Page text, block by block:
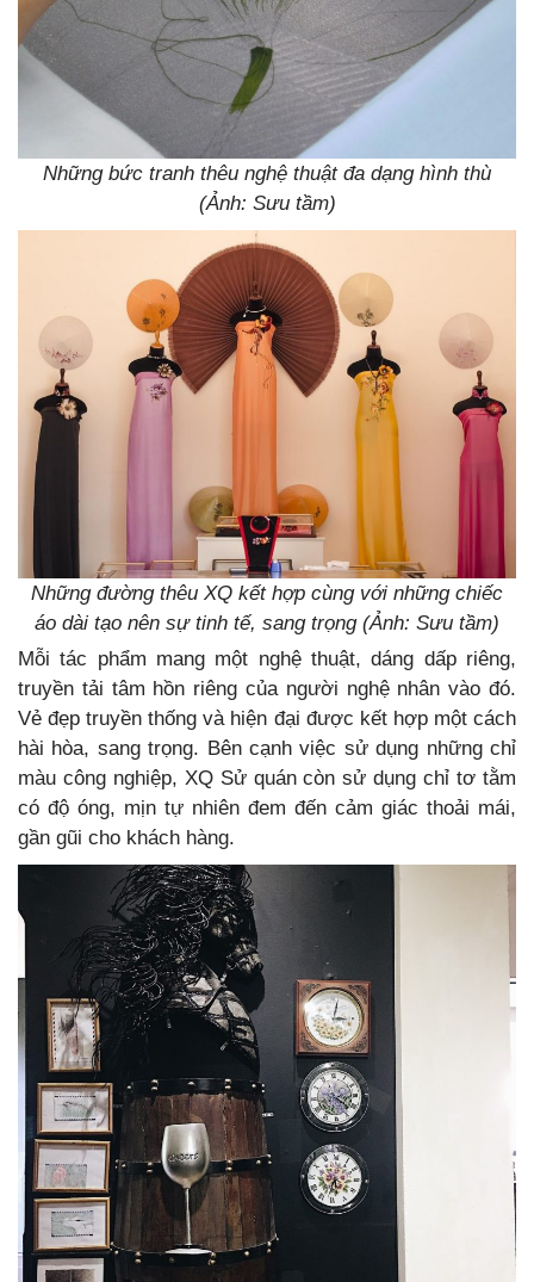
Những bức tranh thêu nghệ thuật đa dạng hình thù
(Ảnh: Sưu tầm)
Những đường thêu XQ kết hợp cùng với những chiếc
áo dài tạo nên sự tinh tế, sang trọng (Ảnh: Sưu tầm)
Mỗi tác phẩm mang một nghệ thuật, dáng dấp riêng,
truyền tải tâm hồn riêng của người nghệ nhân vào đó.
Vẻ đẹp truyền thống và hiện đại được kết hợp một cách
hài hòa, sang trọng. Bên cạnh việc sử dụng những chỉ
màu công nghiệp, XQ Sử quán còn sử dụng chỉ tơ tằm
có độ óng, mịn tự nhiên đem đến cảm giác thoải mái,
gần gũi cho khách hàng.